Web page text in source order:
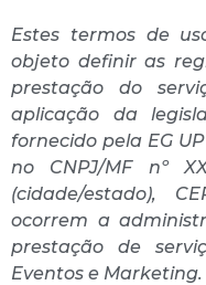
Estes termos de
objeto definir as
prestação do
aplicação da
fornecido pela EG
no CNPJ/MF nº
(cidade/estado),
ocorrem a
prestação de
Eventos e Marketing.